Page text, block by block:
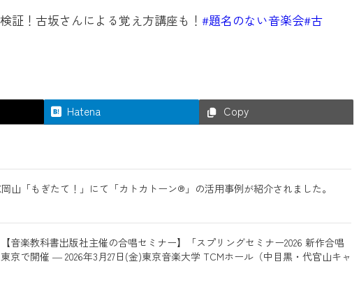
証！古坂さんによる覚え方講座も！ #題名のない音楽会#古
Hatena Copy
岡山「もぎたて！」にて「カトカトーン®」の活用事例が紹介されました。
【音楽教科書出版社主催の合唱セミナー】「スプリングセミナー2026 新作合唱
京で開催 ― 2026年3月27日(金)東京音楽大学 TCMホール（中目黒・代官山キャ